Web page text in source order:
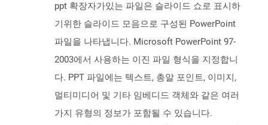
ppt 확장자가있는 파일은 슬라이드 쇼로 표시하
기위한 슬라이드 모음으로 구성된 PowerPoint
파일을 나타냅니다. Microsoft PowerPoint 97-
2003에서 사용하는 이진 파일 형식을 지정합니
다. PPT 파일에는 텍스트, 총알 포인트, 이미지,
멀티미디어 및 기타 임베디드 객체와 같은 여러
가지 유형의 정보가 포함될 수 있습니다.